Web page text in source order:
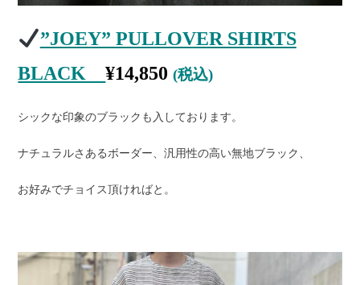
”JOEY” PULLOVER SHIRTS
BLACK¥14,850 (税込)
シックな印象のブラックも入しております。
ナチュラルさあるボーダー、汎用性の高い無地ブラック、
お好みでチョイス頂ければと。